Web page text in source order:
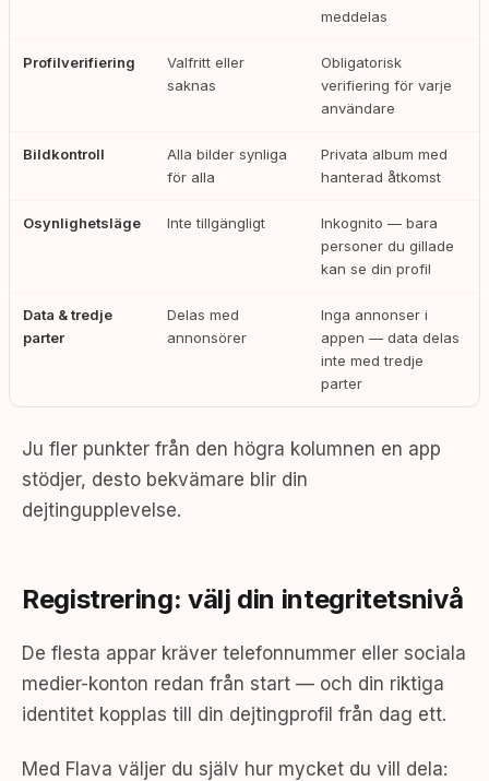
meddelas
Profilverifiering
Valfritt eller
saknas
Obligatorisk
verifiering för varje
användare
Bildkontroll
Alla bilder synliga
för alla
Privata album med
hanterad åtkomst
Osynlighetsläge Inte tillgängligt
Inkognito — bara
personer du gillade
kan se din profil
Data & tredje
parter
Delas med
annonsörer
Inga annonser i
appen — data delas
inte med tredje
parter
Ju fler punkter från den högra kolumnen en app
stödjer, desto bekvämare blir din
dejtingupplevelse.
Registrering: välj din integritetsnivå
De flesta appar kräver telefonnummer eller sociala
medier-konton redan från start — och din riktiga
identitet kopplas till din dejtingprofil från dag ett.
Med Flava väljer du själv hur mycket du vill dela: